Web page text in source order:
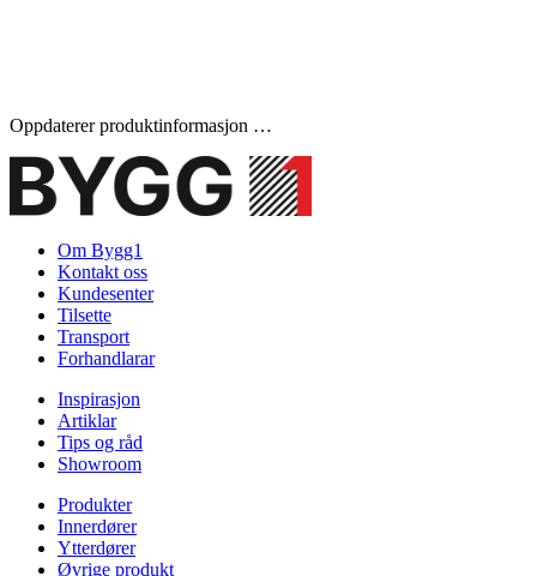
Oppdaterer produktinformasjon …
Om Bygg1
Kontakt oss
Kundesenter
Tilsette
Transport
Forhandlarar
Inspirasjon
Artiklar
Tips og råd
Showroom
Produkter
Innerdører
Ytterdører
Øvrige produkt